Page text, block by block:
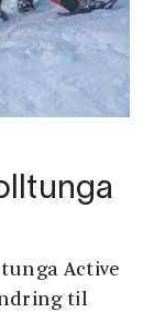
Active
til